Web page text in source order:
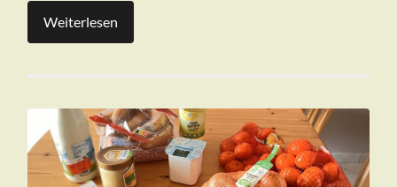
Weiterlesen